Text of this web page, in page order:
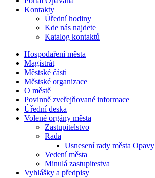
Kontakty
Úřední hodiny
Kde nás najdete
Katalog kontaktů
Hospodaření města
Magistrát
Městské části
Městské organizace
O městě
Povinně zveřejňované informace
Úřední deska
Volené orgány města
Zastupitelstvo
Rada
Usnesení rady města Opavy
Vedení města
Minulá zastupitestva
Vyhlášky a předpisy